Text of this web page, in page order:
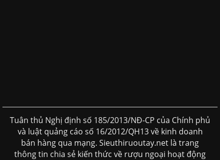
Tuân thủ Nghị định số 185/2013/NĐ-CP của Chính phủ
và luật quảng cáo số 16/2012/QH13 về kinh doanh
bán hàng qua mạng. Sieuthiruoutay.net là trang
thông tin chia sẻ kiến thức về rượu ngoại hoạt động